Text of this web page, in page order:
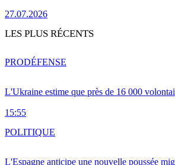
27.07.2026
LES PLUS RÉCENTS
L'Ukraine estime que près de 16 000
15:55
PRODÉFENSE
L'Espagne anticipe une nouvelle poussée
POLITIQUE